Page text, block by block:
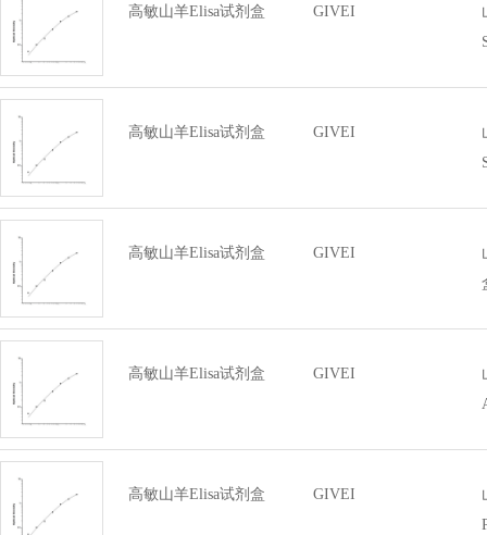
高敏山羊Elisa试剂盒 GIVEI
高敏山羊Elisa试剂盒 GIVEI
高敏山羊Elisa试剂盒 GIVEI
高敏山羊Elisa试剂盒 GIVEI
高敏山羊Elisa试剂盒 GIVEI